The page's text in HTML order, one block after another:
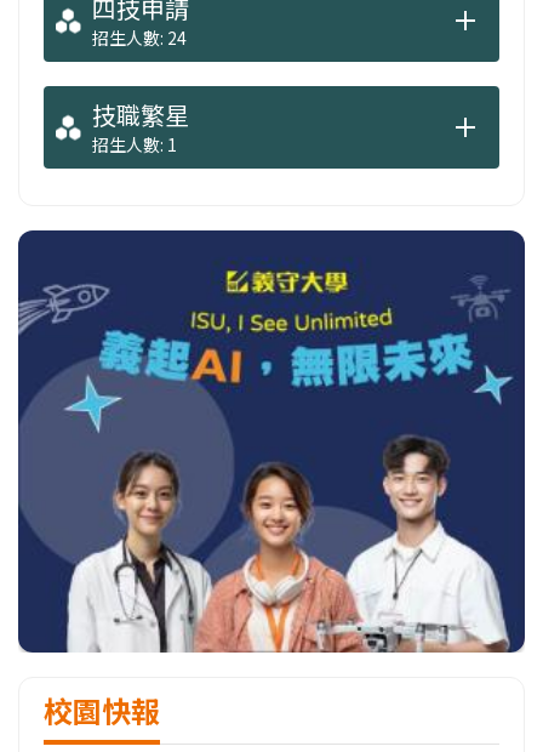
四技申請
招生人數: 24
技職繁星
招生人數: 1
校園快報